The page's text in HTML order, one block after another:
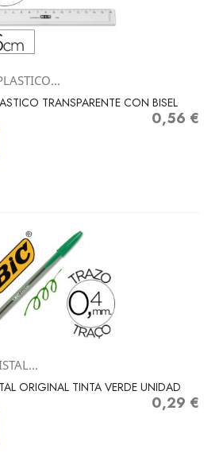
TRANSPARENTE CON BISEL
Precio
0,56 €
ORIGINAL TINTA VERDE UNIDAD
Precio
0,29 €